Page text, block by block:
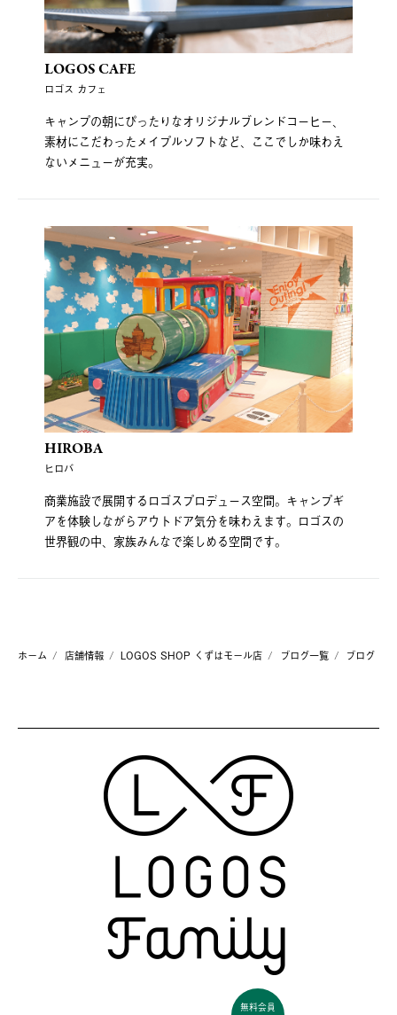
LOGOS CAFE
ロゴス カフェ
キャンプの朝にぴったりなオリジナルブレンドコーヒー、
素材にこだわったメイプルソフトなど、ここでしか味わえ
ないメニューが充実。
HIROBA
ヒロバ
商業施設で展開するロゴスプロデュース空間。キャンプギ
アを体験しながらアウトドア気分を味わえます。ロゴスの
世界観の中、家族みんなで楽しめる空間です。
ホーム 店舗情報 LOGOS SHOP くずはモール店 ブログ一覧 ブログ
無料会員